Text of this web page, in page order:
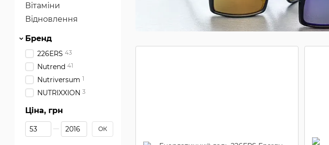
Вітаміни
Відновлення
Бренд
226ERS 43
Nutrend 41
Nutriversum 1
NUTRIXXION 3
Ціна, грн
Від Ціна, грн
До Ціна, грн ОК